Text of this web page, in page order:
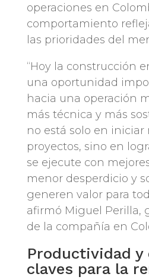
operaciones en
comportamiento
las prioridades del
“Hoy la construcción
una oportunidad
hacia una operación
más técnica y más
no está solo en iniciar
proyectos, sino en
se ejecute con
menor desperdicio y
generen valor para
afirmó Miguel Perilla,
de la compañía en
Productividad y
claves para la